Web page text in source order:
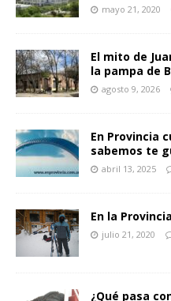
mayo 21, 2020
El mito de
la pampa de
agosto 9, 2026
En Provincia
sabemos te
abril 13, 2025
En la
julio 21, 2020
¿Qué pasa